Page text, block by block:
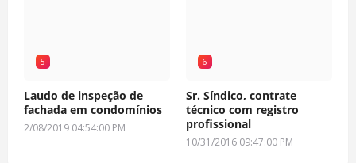
5
Laudo de inspeção de
fachada em condomínios
2/08/2019 04:54:00 PM
6
Sr. Síndico, contrate
técnico com registro
profissional
10/31/2016 09:47:00 PM